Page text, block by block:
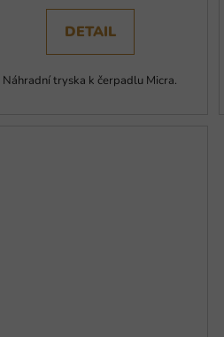
DETAIL
Náhradní tryska k čerpadlu Micra.